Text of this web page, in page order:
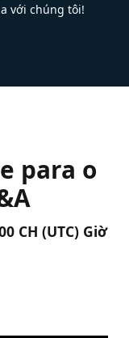
với chúng tôi!
para o
CH (UTC) Giờ